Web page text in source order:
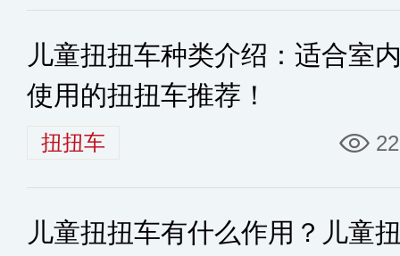
儿童扭扭车种类介绍：适合室
使用的扭扭车推荐！
扭扭车
儿童扭扭车有什么作用？儿童